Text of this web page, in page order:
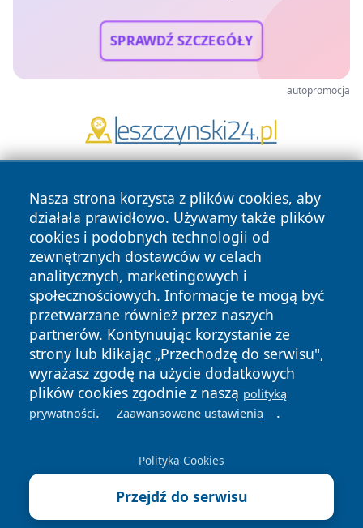
SPRAWDŹ SZCZEGÓŁY
autopromocja
Nasza strona korzysta z plików cookies, aby
działała prawidłowo. Używamy także plików
cookies i podobnych technologii od
zewnętrznych dostawców w celach
analitycznych, marketingowych i
społecznościowych. Informacje te mogą być
przetwarzane również przez naszych
partnerów. Kontynuując korzystanie ze
strony lub klikając „Przechodzę do serwisu",
wyrażasz zgodę na użycie dodatkowych
plików cookies zgodnie z naszą polityką
prywatności. Zaawansowane ustawienia .
Polityka Cookies
Przejdź do serwisu
Copyright © 2026 halotorun.pl Wszystkie prawa zastrzeżone.
News Autorzy
Polityka
Prywatności
Polityka
Cookies